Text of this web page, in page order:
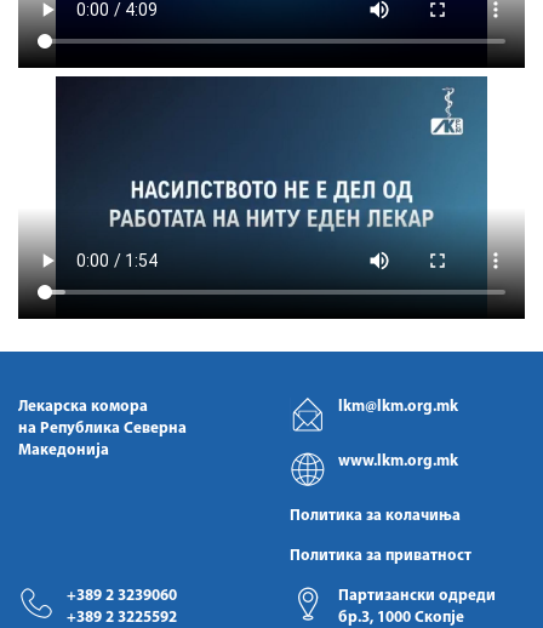
Лекарска комора
на Република Северна
Македонија
lkm@lkm.org.mk
www.lkm.org.mk
Политика за колачиња
Политика за приватност
+389 2 3239060
+389 2 3225592
Партизански одреди
бр.3, 1000 Скопје